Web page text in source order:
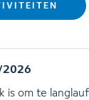
2026
is om te